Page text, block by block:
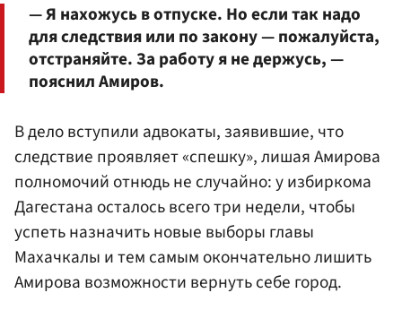
— Я нахожусь в отпуске. Но если так надо
для следствия или по закону — пожалуйста,
отстраняйте. За работу я не держусь, —
пояснил Амиров.
В дело вступили адвокаты, заявившие, что
следствие проявляет «спешку», лишая Амирова
полномочий отнюдь не случайно: у избиркома
Дагестана осталось всего три недели, чтобы
успеть назначить новые выборы главы
Махачкалы и тем самым окончательно лишить
Амирова возможности вернуть себе город.